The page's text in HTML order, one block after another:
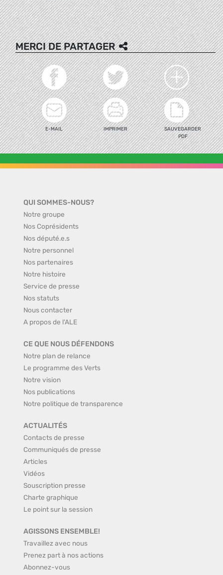
MERCI DE PARTAGER
E-MAIL IMPRIMER
SAUVEGARDER
PDF
QUI SOMMES-NOUS?
Notre groupe
Nos Coprésidents
Nos député.e.s
Notre personnel
Nos partenaires
Notre histoire
Service de presse
Nos statuts
Nous contacter
A propos de l'ALE
CE QUE NOUS DÉFENDONS
Notre plan de relance
Le programme des Verts
Notre vision
Nos publications
Notre politique de transparence
ACTUALITÉS
Contacts de presse
Communiqués de presse
Articles
Vidéos
Souscription presse
Charte graphique
Le point sur la session
AGISSONS ENSEMBLE!
Travaillez avec nous
Prenez part à nos actions
Abonnez-vous